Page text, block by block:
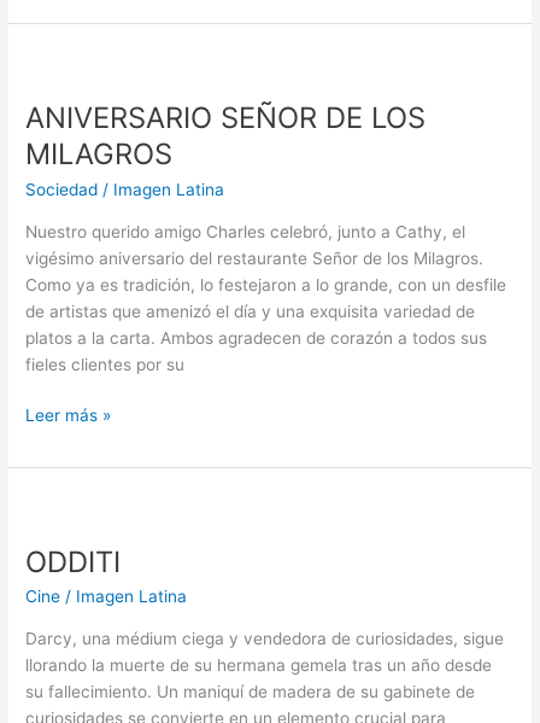
ANIVERSARIO SEÑOR DE LOS
MILAGROS
Sociedad / Imagen Latina
Nuestro querido amigo Charles celebró, junto a Cathy, el
vigésimo aniversario del restaurante Señor de los Milagros.
Como ya es tradición, lo festejaron a lo grande, con un desfile
de artistas que amenizó el día y una exquisita variedad de
platos a la carta. Ambos agradecen de corazón a todos sus
fieles clientes por su
DE
LOS
MILAGROS
Leer más »
ODDITI
Cine / Imagen Latina
Darcy, una médium ciega y vendedora de curiosidades, sigue
llorando la muerte de su hermana gemela tras un año desde
su fallecimiento. Un maniquí de madera de su gabinete de
curiosidades se convierte en un elemento crucial para